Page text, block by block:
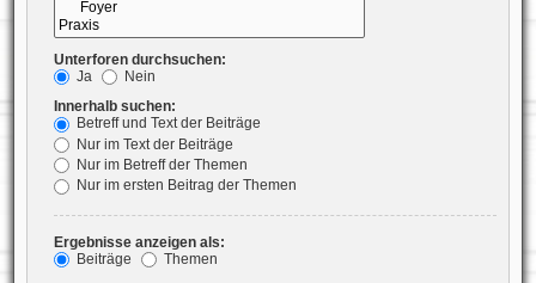
Unterforen durchsuchen:
Ja
Nein
Innerhalb suchen:
Betreff und Text der Beiträge
Nur im Text der Beiträge
Nur im Betreff der Themen
Nur im ersten Beitrag der Themen
Ergebnisse anzeigen als:
Beiträge
Themen